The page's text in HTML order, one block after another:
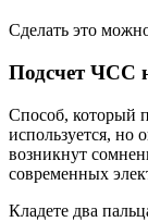
Сделать это
Подсчет ЧСС
Способ, который
используется, но
возникнут
современных
Кладете два